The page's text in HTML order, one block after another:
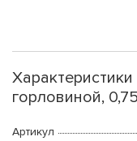
горловиной,
Артикул